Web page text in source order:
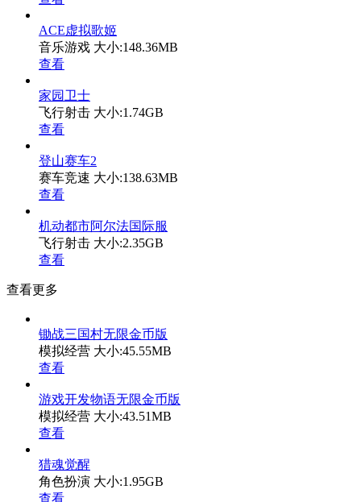
ACE虚拟歌姬
音乐游戏 大小:148.36MB
查看
家园卫士
飞行射击 大小:1.74GB
查看
登山赛车2
赛车竞速 大小:138.63MB
查看
机动都市阿尔法国际服
飞行射击 大小:2.35GB
查看
查看更多
锄战三国村无限金币版
模拟经营 大小:45.55MB
查看
游戏开发物语无限金币版
模拟经营 大小:43.51MB
查看
猎魂觉醒
角色扮演 大小:1.95GB
查看